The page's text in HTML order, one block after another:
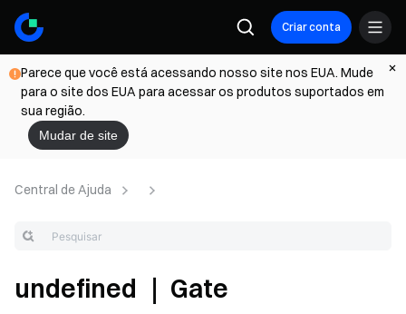
Criar conta
Parece que você está acessando nosso site nos EUA. Mude
para o site dos EUA para acessar os produtos suportados em
sua região.
Mudar de site
Central de Ajuda
undefined ｜ Gate